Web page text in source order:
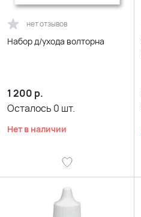
нет отзывов
Набор д/ухода волторна
1 200 р.
Осталось 0 шт.
Нет в наличии